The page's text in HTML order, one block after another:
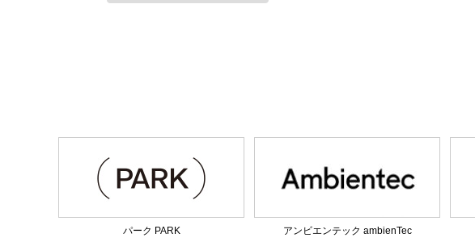
パーク PARK アンビエンテック ambienTec